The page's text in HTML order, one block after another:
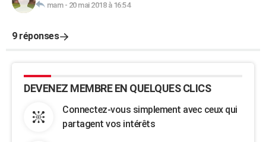
mam- 20 mai 2018 à 16:54
9 réponses
DEVENEZ MEMBRE EN QUELQUES CLICS
Connectez-vous simplement avec ceux qui
partagent vos intérêts